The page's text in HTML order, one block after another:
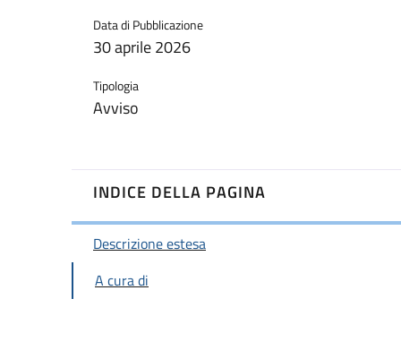
Data di Pubblicazione
30 aprile 2026
Tipologia
Avviso
INDICE DELLA PAGINA
Descrizione estesa
A cura di